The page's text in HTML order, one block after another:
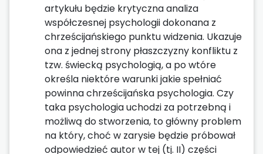
artykułu będzie krytyczna analiza
współczesnej psychologii dokonana z
chrześcijańskiego punktu widzenia. Ukazuje
ona z jednej strony płaszczyzny konfliktu z
tzw. świecką psychologią, a po wtóre
określa niektóre warunki jakie spełniać
powinna chrześcijańska psychologia. Czy
taka psychologia uchodzi za potrzebną i
możliwą do stworzenia, to główny problem
na który, choć w zarysie będzie próbował
odpowiedzieć autor w tej (tj. II) części